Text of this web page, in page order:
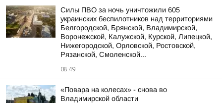
Силы ПВО за ночь уничтожили 605
украинских беспилотников над территориями
Белгородской, Брянской, Владимирской,
Воронежской, Калужской, Курской, Липецкой,
Нижегородской, Орловской, Ростовской,
Рязанской, Смоленской...
08:49
«Повара на колесах» - снова во
Владимирской области